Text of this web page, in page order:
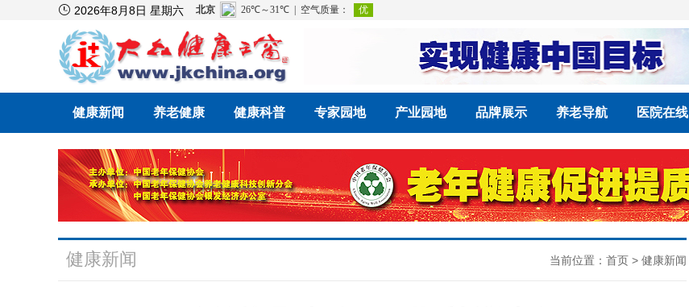
 2026年8月8日 星期六
健康新闻 养老健康 健康科普 专家园地 产业园地 品牌展示 养老导航 医院在线
健康新闻 当前位置： 首页 > 健康新闻